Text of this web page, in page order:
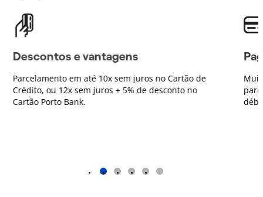
Descontos e vantagens
Parcelamento em até 10x sem juros no Cartão de
Crédito, ou 12x sem juros + 5% de desconto no
Cartão Porto Bank.
1 2 3 4 5